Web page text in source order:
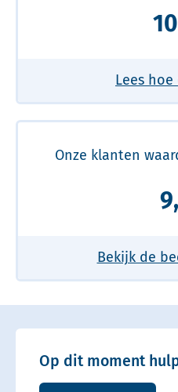
Lees
Onze klanten
Bekijk de
Op dit moment